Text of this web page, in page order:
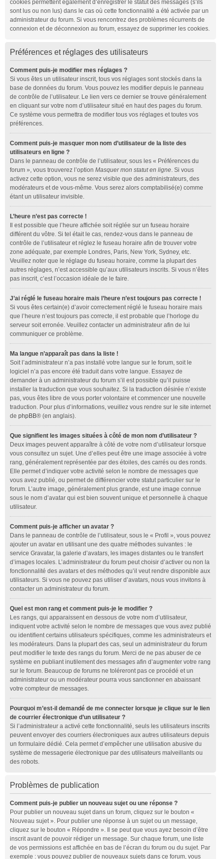
cookies permettent également d’enregistrer le statut des messages (s’ils
sont lus ou non lus) dans le cas où cette fonctionnalité a été activée par un
administrateur du forum. Si vous rencontrez des problèmes récurrents de
connexion et de déconnexion au forum, essayez de supprimer les cookies.
Préférences et réglages des utilisateurs
Comment puis-je modifier mes réglages ?
Si vous êtes un utilisateur inscrit, tous vos réglages sont stockés dans la
base de données du forum. Vous pouvez les modifier depuis le panneau
de contrôle de l’utilisateur. Le lien vers ce dernier se trouve généralement
en cliquant sur votre nom d’utilisateur situé en haut des pages du forum.
Ce système vous permettra de modifier tous vos réglages et toutes vos
préférences.
Comment puis-je masquer mon nom d’utilisateur de la liste des
utilisateurs en ligne ?
Dans le panneau de contrôle de l’utilisateur, sous les « Préférences du
forum », vous trouverez l’option Masquer mon statut en ligne. Si vous
activez cette option, vous ne serez visible que des administrateurs, des
modérateurs et de vous-même. Vous serez alors comptabilisé(e) comme
étant un utilisateur invisible.
L’heure n’est pas correcte !
Il est possible que l’heure affichée soit réglée sur un fuseau horaire
différent du vôtre. Si tel était le cas, rendez-vous dans le panneau de
contrôle de l’utilisateur et réglez le fuseau horaire afin de trouver votre
zone adéquate, par exemple Londres, Paris, New York, Sydney, etc.
Veuillez noter que le réglage du fuseau horaire, comme la plupart des
autres réglages, n’est accessible qu’aux utilisateurs inscrits. Si vous n’êtes
pas inscrit, c’est l’occasion idéale de le faire.
J’ai réglé le fuseau horaire mais l’heure n’est toujours pas correcte !
Si vous êtes certain(e) d’avoir correctement réglé le fuseau horaire mais
que l’heure n’est toujours pas correcte, il est probable que l’horloge du
serveur soit erronée. Veuillez contacter un administrateur afin de lui
communiquer ce problème.
Ma langue n’apparaît pas dans la liste !
Soit l’administrateur n’a pas installé votre langue sur le forum, soit le
logiciel n’a pas encore été traduit dans votre langue. Essayez de
demander à un administrateur du forum s’il est possible qu’il puisse
installer la traduction que vous souhaitez. Si la traduction désirée n’existe
pas, vous êtes libre de vous porter volontaire et commencer une nouvelle
traduction. Pour plus d’informations, veuillez vous rendre sur le site internet
de phpBB® (en anglais).
Que signifient les images situées à côté de mon nom d’utilisateur ?
Deux images peuvent apparaître à côté de votre nom d’utilisateur lorsque
vous consultez un sujet. Une d’elles peut être une image associée à votre
rang, généralement représentée par des étoiles, des carrés ou des ronds.
Elle permet d’indiquer votre activité selon le nombre de messages que
vous avez publié, ou permet de différencier votre statut particulier sur le
forum. L’autre image, généralement plus grande, est une image connue
sous le nom d’avatar qui est bien souvent unique et personnelle à chaque
utilisateur.
Comment puis-je afficher un avatar ?
Dans le panneau de contrôle de l’utilisateur, sous le « Profil », vous pouvez
ajouter un avatar en utilisant une des quatre méthodes suivantes : le
service Gravatar, la galerie d’avatars, les images distantes ou le transfert
d’images locales. L’administrateur du forum peut choisir d’activer ou non la
fonctionnalité des avatars et des méthodes qu’il veut rendre disponible aux
utilisateurs. Si vous ne pouvez pas utiliser d’avatars, nous vous invitons à
contacter un administrateur du forum.
Quel est mon rang et comment puis-je le modifier ?
Les rangs, qui apparaissent en dessous de votre nom d’utilisateur,
indiquent votre activité selon le nombre de messages que vous avez publié
ou identifient certains utilisateurs spécifiques, comme les administrateurs et
les modérateurs. Dans la plupart des cas, seul un administrateur du forum
peut modifier le texte des rangs du forum. Merci de ne pas abuser de ce
système en publiant inutilement des messages afin d’augmenter votre rang
sur le forum. Beaucoup de forums ne toléreront pas ce procédé et un
administrateur ou un modérateur pourra vous sanctionner en abaissant
votre compteur de messages.
Pourquoi m’est-il demandé de me connecter lorsque je clique sur le lien
de courrier électronique d’un utilisateur ?
Si l’administrateur a activé cette fonctionnalité, seuls les utilisateurs inscrits
peuvent envoyer des courriers électroniques aux autres utilisateurs depuis
un formulaire dédié. Cela permet d’empêcher une utilisation abusive du
système de messagerie électronique par des utilisateurs malveillants ou
des robots.
Problèmes de publication
Comment puis-je publier un nouveau sujet ou une réponse ?
Pour publier un nouveau sujet dans un forum, cliquez sur le bouton «
Nouveau sujet ». Pour publier une réponse à un sujet ou un message,
cliquez sur le bouton « Répondre ». Il se peut que vous ayez besoin d’être
inscrit avant de pouvoir rédiger un message. Sur chaque forum, une liste
de vos permissions est affichée en bas de l’écran du forum ou du sujet. Par
exemple : vous pouvez publier de nouveaux sujets dans ce forum, vous